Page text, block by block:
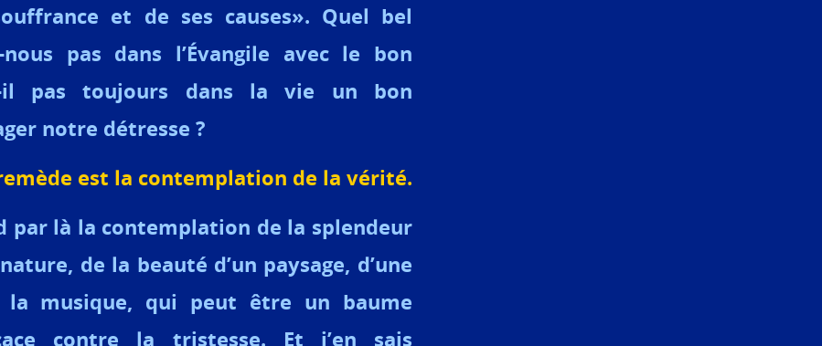
et de ses causes». Quel bel
pas dans l’Évangile avec le bon
il pas toujours dans la vie un bon
notre détresse ?
est la contemplation de la vérité.
par là la contemplation de la splendeur
de la beauté d’un paysage, d’une
musique, qui peut être un baume
contre la tristesse. Et j’en sais